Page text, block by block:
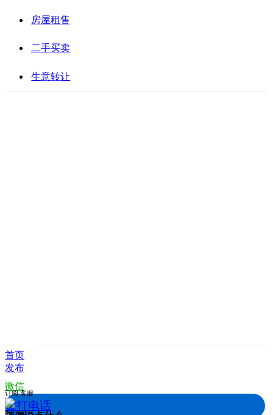
房屋租售
二手买卖
生意转让
首页
发布
微信
拨打电话
订阅 客服